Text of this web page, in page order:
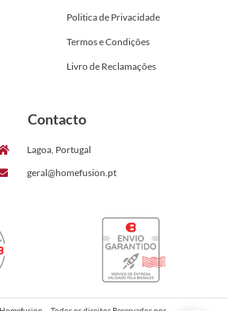
Politica de Privacidade
Termos e Condições
Livro de Reclamações
Contacto
Lagoa, Portugal
geral@homefusion.pt